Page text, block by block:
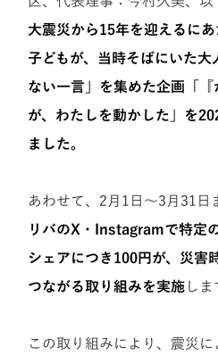
大震災から15年を迎えるに
子どもが、当時そばにいた
ない一言」を集めた企画「
が、わたしを動かした」を
ました。
あわせて、2月1日〜3月31日
リバのX・Instagramで特定
シェアにつき100円が、災害
つながる取り組みを実施 しま
この取り組みにより、震災に